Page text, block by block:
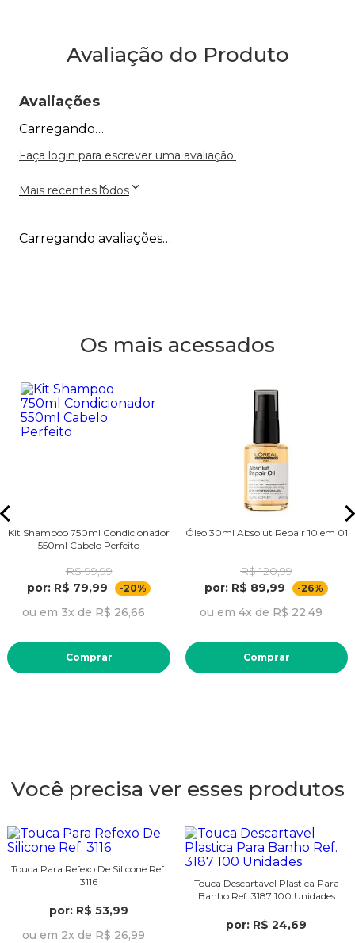
Avaliação do Produto
Avaliações
Carregando…
Faça login para escrever uma avaliação.
Mais recentesTodos
Carregando avaliações…
Os mais acessados
Kit Shampoo 750ml Condicionador
550ml Cabelo Perfeito
R$ 99,99
por: R$ 79,99
-20%
ou em 3x de R$ 26,66
Comprar
Óleo 30ml Absolut Repair 10 em 01
R$ 120,99
por: R$ 89,99
-26%
ou em 4x de R$ 22,49
Comprar
Você precisa ver esses produtos
Touca Para Refexo De Silicone Ref.
3116
por: R$ 53,99
ou em 2x de R$ 26,99
Touca Descartavel Plastica Para
Banho Ref. 3187 100 Unidades
por: R$ 24,69